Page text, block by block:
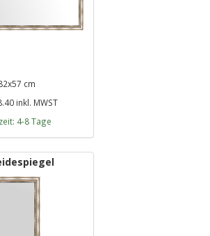
cm
inkl. MWST
4-8 Tage